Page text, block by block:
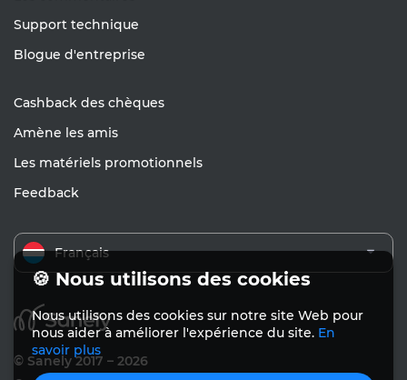
Support technique
Blogue d'entreprise
Cashback des chèques
Amène les amis
Les matériels promotionnels
Feedback
Français
© Sanely 2017 – 2026
🍪 Nous utilisons des cookies
Nous utilisons des cookies sur notre site Web pour
nous aider à améliorer l'expérience du site. En
savoir plus